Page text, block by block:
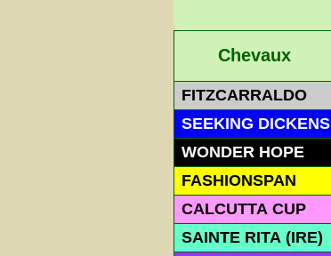
Chevaux
FITZCARRALDO
SEEKING DICKENS
WONDER HOPE
FASHIONSPAN
CALCUTTA CUP
SAINTE RITA (IRE)